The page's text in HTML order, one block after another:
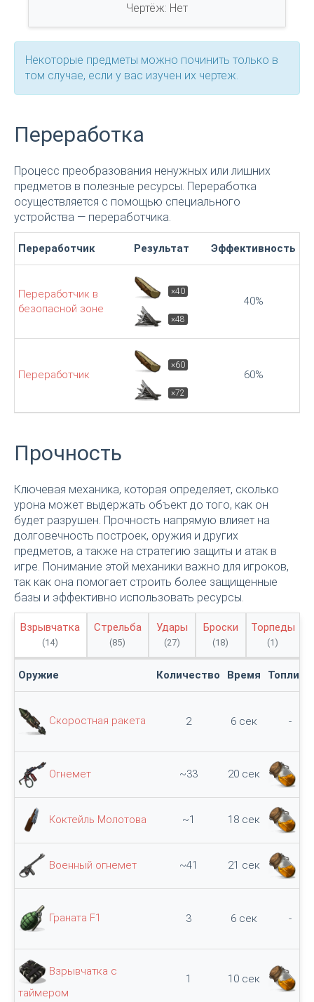
Чертёж: Нет
Некоторые предметы можно починить только в
том случае, если у вас изучен их чертеж.
Переработка
Процесс преобразования ненужных или лишних
предметов в полезные ресурсы. Переработка
осуществляется с помощью специального
устройства — переработчика.
Переработчик Результат Эффективность
Переработчик в
безопасной зоне
×40
×48
40%
Переработчик
×60
×72
60%
Прочность
Ключевая механика, которая определяет, сколько
урона может выдержать объект до того, как он
будет разрушен. Прочность напрямую влияет на
долговечность построек, оружия и других
предметов, а также на стратегию защиты и атак в
игре. Понимание этой механики важно для игроков,
так как она помогает строить более защищенные
базы и эффективно использовать ресурсы.
Взрывчатка
(14)
Стрельба
(85)
Удары
(27)
Броски
(18)
Торпеды
(1)
Оружие Количество Время Топливо
Скоростная ракета 2 6 сек -
Огнемет ~33 20 сек
Коктейль Молотова ~1 18 сек
Военный огнемет ~41 21 сек
Граната F1 3 6 сек -
Взрывчатка с
таймером
1 10 сек